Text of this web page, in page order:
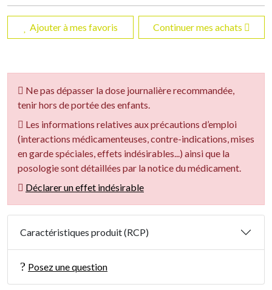
Ajouter à mes favoris Continuer mes achats
Ne pas dépasser la dose journalière recommandée,
tenir hors de portée des enfants.
Les informations relatives aux précautions d’emploi
(interactions médicamenteuses, contre-indications, mises
en garde spéciales, effets indésirables...) ainsi que la
posologie sont détaillées par la notice du médicament.
Déclarer un effet indésirable
Caractéristiques produit (RCP)
Posez une question